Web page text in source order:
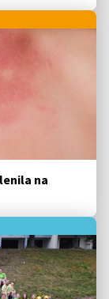
na